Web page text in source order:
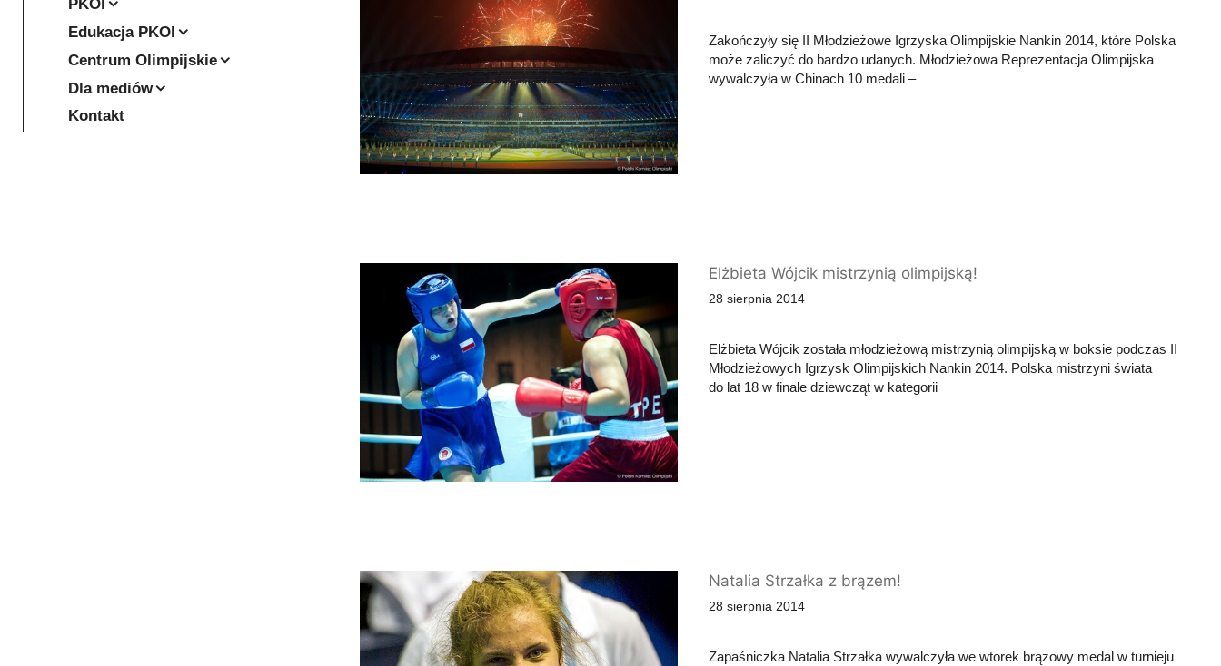
Zakończyły się II Młodzieżowe Igrzyska Olimpijskie Nankin 2014, które Polska
może zaliczyć do bardzo udanych. Młodzieżowa Reprezentacja Olimpijska
wywalczyła w Chinach 10 medali –
Elżbieta Wójcik mistrzynią olimpijską!
28 sierpnia 2014
Elżbieta Wójcik została młodzieżową mistrzynią olimpijską w boksie podczas II
Młodzieżowych Igrzysk Olimpijskich Nankin 2014. Polska mistrzyni świata
do lat 18 w finale dziewcząt w kategorii
Natalia Strzałka z brązem!
28 sierpnia 2014
Zapaśniczka Natalia Strzałka wywalczyła we wtorek brązowy medal w turnieju
PKOl
Edukacja PKOl
Centrum Olimpijskie
Dla mediów
Kontakt